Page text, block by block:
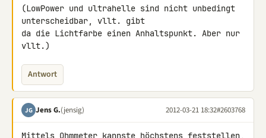
(LowPower und ultrahelle sind nicht unbedingt
unterscheidbar, vllt. gibt
da die Lichtfarbe einen Anhaltspunkt. Aber nur
vllt.)
Antwort
JG Jens G.(jensig) 2012-03-21 18:32#2603768
Mittels Ohmmeter kannste höchstens feststellen,